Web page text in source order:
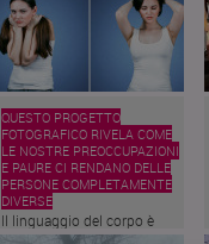
QUESTO PROGETTO
FOTOGRAFICO RIVELA COME
LE NOSTRE PREOCCUPAZIONI
E PAURE CI RENDANO DELLE
PERSONE COMPLETAMENTE
DIVERSE
Il linguaggio del corpo è
uno strumento...